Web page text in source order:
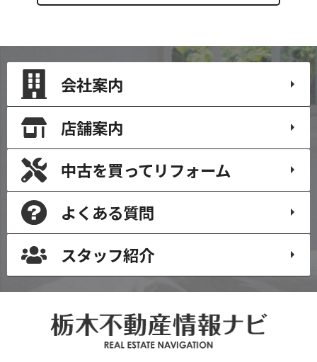
会社案内
店舗案内
中古を買ってリフォーム
よくある質問
スタッフ紹介